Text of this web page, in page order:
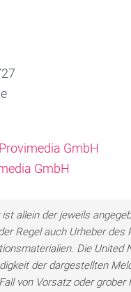
GmbH
GmbH
allein der jeweils
Regel auch Urheber des
Die
der dargestellten
von Vorsatz oder